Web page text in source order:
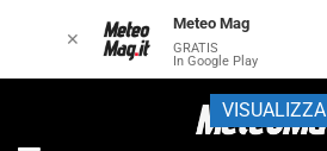
✕
Meteo Mag
GRATIS
In Google Play
VISUALIZZA